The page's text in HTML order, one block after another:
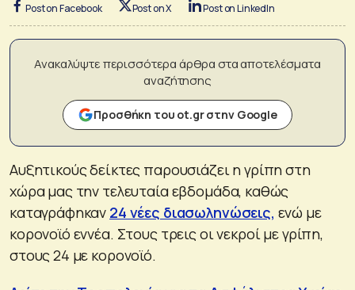
Post on Facebook Post on X Post on LinkedIn
Ανακαλύψτε περισσότερα άρθρα στα αποτελέσματα
αναζήτησης
Προσθήκη του ot.gr στην Google
Αυξητικούς δείκτες παρουσιάζει η γρίπη στη
χώρα μας την τελευταία εβδομάδα, καθώς
καταγράφηκαν 24 νέες διασωληνώσεις, ενώ με
κορονοϊό εννέα. Στους τρεις οι νεκροί με γρίπη,
στους 24 με κορονοϊό.